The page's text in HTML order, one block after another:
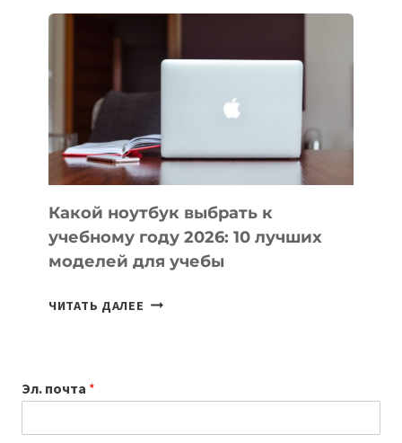
ПОМОГАЮТ
СОЗДАВАТЬ
БЕЗ
СЛОЖНОГО
КОДА
Какой ноутбук выбрать к
учебному году 2026: 10 лучших
моделей для учебы
ЧИТАТЬ ДАЛЕЕ КАКОЙ
2026:
Эл. почта *